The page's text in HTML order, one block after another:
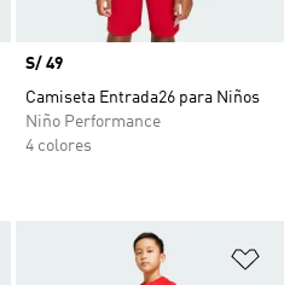
Precio
S/ 49
Camiseta Entrada26 para Niños
Niño Performance
4 colores
Añadir a la lista de deseos